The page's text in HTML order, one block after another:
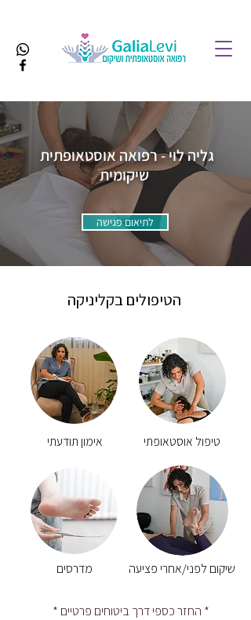
שיקומית
לתיאום פגישה
הטיפולים בקליניקה
אימון תודעתי טיפול אוסטאופתי
מדרסים שיקום לפני/אחרי פציעה
* החזר כספי דרך ביטוחים פרטיים *